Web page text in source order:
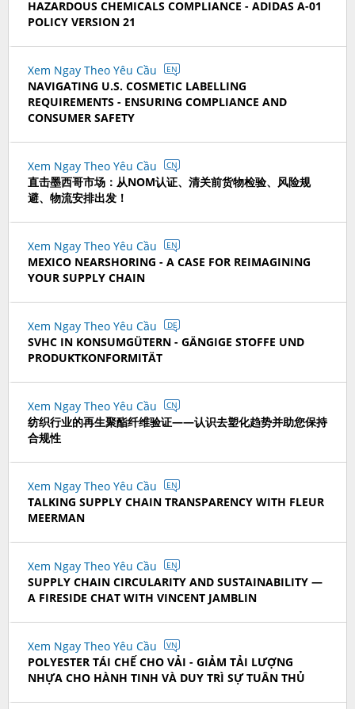
HAZARDOUS CHEMICALS COMPLIANCE - ADIDAS A-01
POLICY VERSION 21
Xem Ngay Theo Yêu Cầu EN
NAVIGATING U.S. COSMETIC LABELLING
REQUIREMENTS - ENSURING COMPLIANCE AND
CONSUMER SAFETY
Xem Ngay Theo Yêu Cầu CN
直击墨西哥市场：从NOM认证、清关前货物检验、风险规
避、物流安排出发！
Xem Ngay Theo Yêu Cầu EN
MEXICO NEARSHORING - A CASE FOR REIMAGINING
YOUR SUPPLY CHAIN
Xem Ngay Theo Yêu Cầu DE
SVHC IN KONSUMGÜTERN - GÄNGIGE STOFFE UND
PRODUKTKONFORMITÄT
Xem Ngay Theo Yêu Cầu CN
纺织行业的再生聚酯纤维验证——认识去塑化趋势并助您保持
合规性
Xem Ngay Theo Yêu Cầu EN
TALKING SUPPLY CHAIN TRANSPARENCY WITH FLEUR
MEERMAN
Xem Ngay Theo Yêu Cầu EN
SUPPLY CHAIN CIRCULARITY AND SUSTAINABILITY —
A FIRESIDE CHAT WITH VINCENT JAMBLIN
Xem Ngay Theo Yêu Cầu VN
POLYESTER TÁI CHẾ CHO VẢI - GIẢM TẢI LƯỢNG
NHỰA CHO HÀNH TINH VÀ DUY TRÌ SỰ TUÂN THỦ